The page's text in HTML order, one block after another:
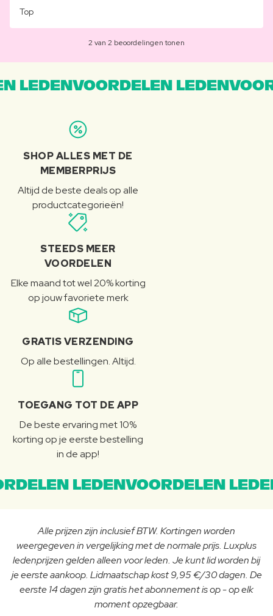
Top
2 van 2 beoordelingen tonen
LEDENVOORDELEN
SHOP ALLES MET DE
MEMBERPRIJS
Altijd de beste deals op alle
productcategorieën!
STEEDS MEER
VOORDELEN
Elke maand tot wel 20% korting
op jouw favoriete merk
GRATIS VERZENDING
Op alle bestellingen. Altijd.
TOEGANG TOT DE APP
De beste ervaring met 10%
korting op je eerste bestelling
in de app!
LEDENVOORDELEN
Alle prijzen zijn inclusief BTW. Kortingen worden
weergegeven in vergelijking met de normale prijs. Luxplus
ledenprijzen gelden alleen voor leden. Je kunt lid worden bij
je eerste aankoop. Lidmaatschap kost 9,95 €/30 dagen. De
eerste 14 dagen zijn gratis het abonnement is op - op elk
moment opzegbaar.